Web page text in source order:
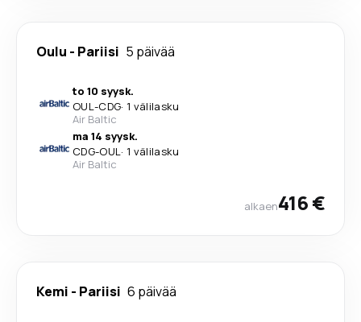
Oulu - Pariisi 5 päivää
to 10 syysk.
OUL-CDG· 1 välilasku
Air Baltic
ma 14 syysk.
CDG-OUL· 1 välilasku
Air Baltic
alkaen416 €
Kemi - Pariisi 6 päivää